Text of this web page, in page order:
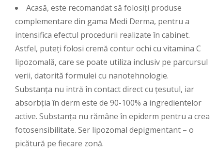
Acasă, este recomandat să folosiți produse
complementare din gama Medi Derma, pentru a
intensifica efectul procedurii realizate în cabinet.
Astfel, puteți folosi cremă contur ochi cu vitamina C
lipozomală, care se poate utiliza inclusiv pe parcursul
verii, datorită formulei cu nanotehnologie.
Substanța nu intră în contact direct cu țesutul, iar
absorbția în derm este de 90-100% a ingredientelor
active. Substanța nu rămâne în epiderm pentru a crea
fotosensibilitate. Ser lipozomal depigmentant – o
picătură pe fiecare zonă.